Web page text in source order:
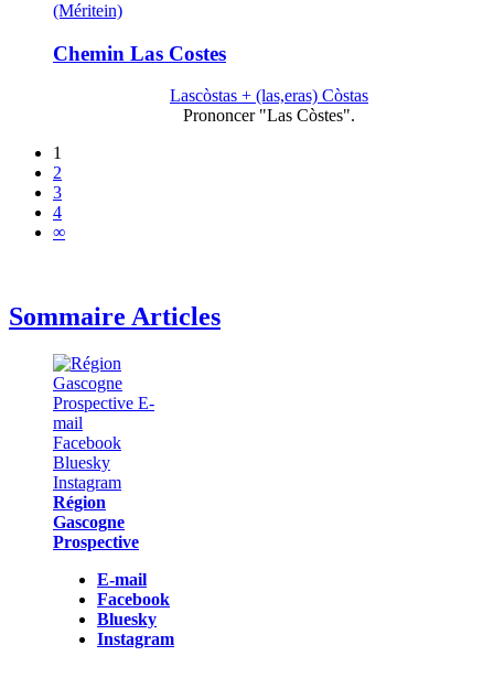
(Méritein)
Chemin Las Costes
Lascòstas + (las,eras) Còstas
Prononcer "Las Còstes".
1
2
3
4
∞
Sommaire Articles
Région
Gascogne
Prospective
E-mail
Facebook
Bluesky
Instagram